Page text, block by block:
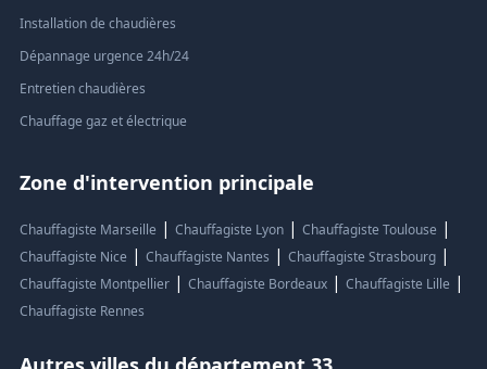
Installation de chaudières
Dépannage urgence 24h/24
Entretien chaudières
Chauffage gaz et électrique
Zone d'intervention principale
Chauffagiste Marseille | Chauffagiste Lyon| Chauffagiste Toulouse |
Chauffagiste Nice | Chauffagiste Nantes | Chauffagiste Strasbourg|
Chauffagiste Montpellier| Chauffagiste Bordeaux| Chauffagiste Lille |
Chauffagiste Rennes